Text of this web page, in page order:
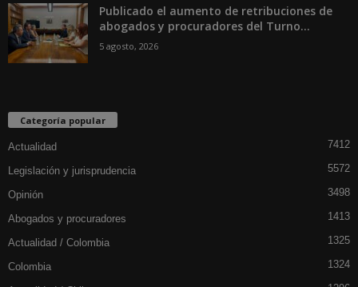
Publicado el aumento de retribuciones de
abogados y procuradores del Turno...
5 agosto, 2026
Categoría popular
Actualidad 7412
Legislación y jurisprudencia 5572
Opinión 3498
Abogados y procuradores 1413
Actualidad / Colombia 1325
Colombia 1324